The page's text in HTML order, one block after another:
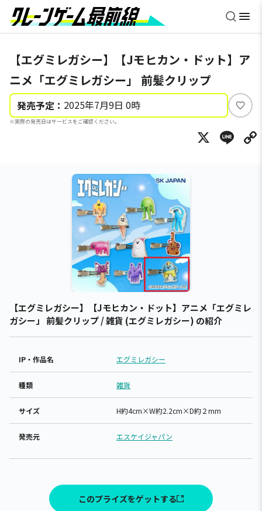
【エグミレガシー】【Jモヒカン・ドット】ア
ニメ「エグミレガシー」 前髪クリップ
発売予定： 2025年7月9日 0時
※実際の発売日はサービスをご確認ください。
い
ね
X
【エグミレガシー】【Jモヒカン・ドット】アニメ「エグミレ
ガシー」 前髪クリップ / 雑貨 (エグミレガシー) の紹介
IP・作品名 エグミレガシー
種類 雑貨
サイズ H約4cm×W約2.2cm×D約２mm
発売元 エスケイジャパン
このプライズをゲットする